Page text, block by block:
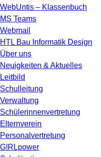
WebUntis – Klassenbuch
MS Teams
Webmail
HTL Bau Informatik Design
Über uns
Neuigkeiten & Aktuelles
Leitbild
Schulleitung
Verwaltung
Schülerinnenvertretung
Elternverein
Personalvertretung
G!RLpower